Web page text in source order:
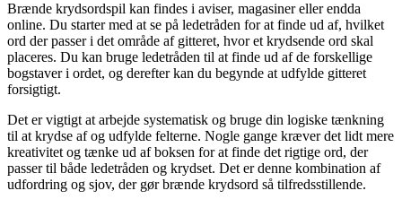
Brænde krydsordspil kan findes i aviser, magasiner eller endda
online. Du starter med at se på ledetråden for at finde ud af, hvilket
ord der passer i det område af gitteret, hvor et krydsende ord skal
placeres. Du kan bruge ledetråden til at finde ud af de forskellige
bogstaver i ordet, og derefter kan du begynde at udfylde gitteret
forsigtigt.
Det er vigtigt at arbejde systematisk og bruge din logiske tænkning
til at krydse af og udfylde felterne. Nogle gange kræver det lidt mere
kreativitet og tænke ud af boksen for at finde det rigtige ord, der
passer til både ledetråden og krydset. Det er denne kombination af
udfordring og sjov, der gør brænde krydsord så tilfredsstillende.